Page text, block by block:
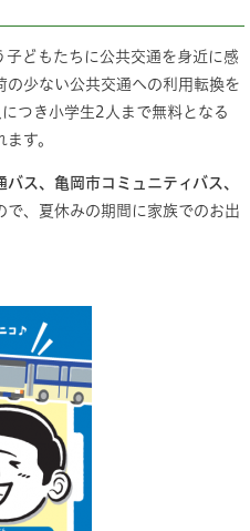
どもたちに公共交通を身近に感
の少ない公共交通への利用転換を
つき小学生2人まで無料となる
す。
ス、亀岡市コミュニティバス、
で、夏休みの期間に家族でのお出